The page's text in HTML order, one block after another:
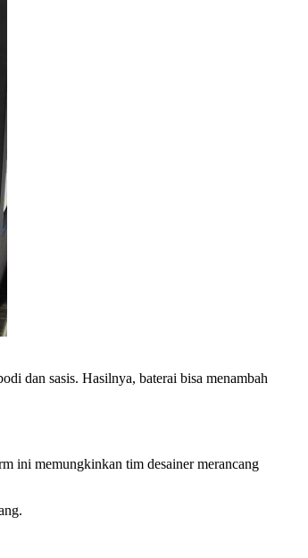
dan sasis. Hasilnya, baterai bisa menambah
ini memungkinkan tim desainer merancang